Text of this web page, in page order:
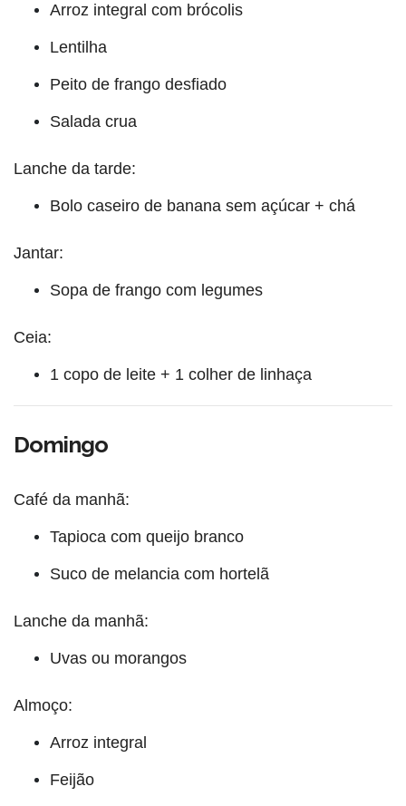
Arroz integral com brócolis
Lentilha
Peito de frango desfiado
Salada crua
Lanche da tarde:
Bolo caseiro de banana sem açúcar + chá
Jantar:
Sopa de frango com legumes
Ceia:
1 copo de leite + 1 colher de linhaça
Domingo
Café da manhã:
Tapioca com queijo branco
Suco de melancia com hortelã
Lanche da manhã:
Uvas ou morangos
Almoço:
Arroz integral
Feijão